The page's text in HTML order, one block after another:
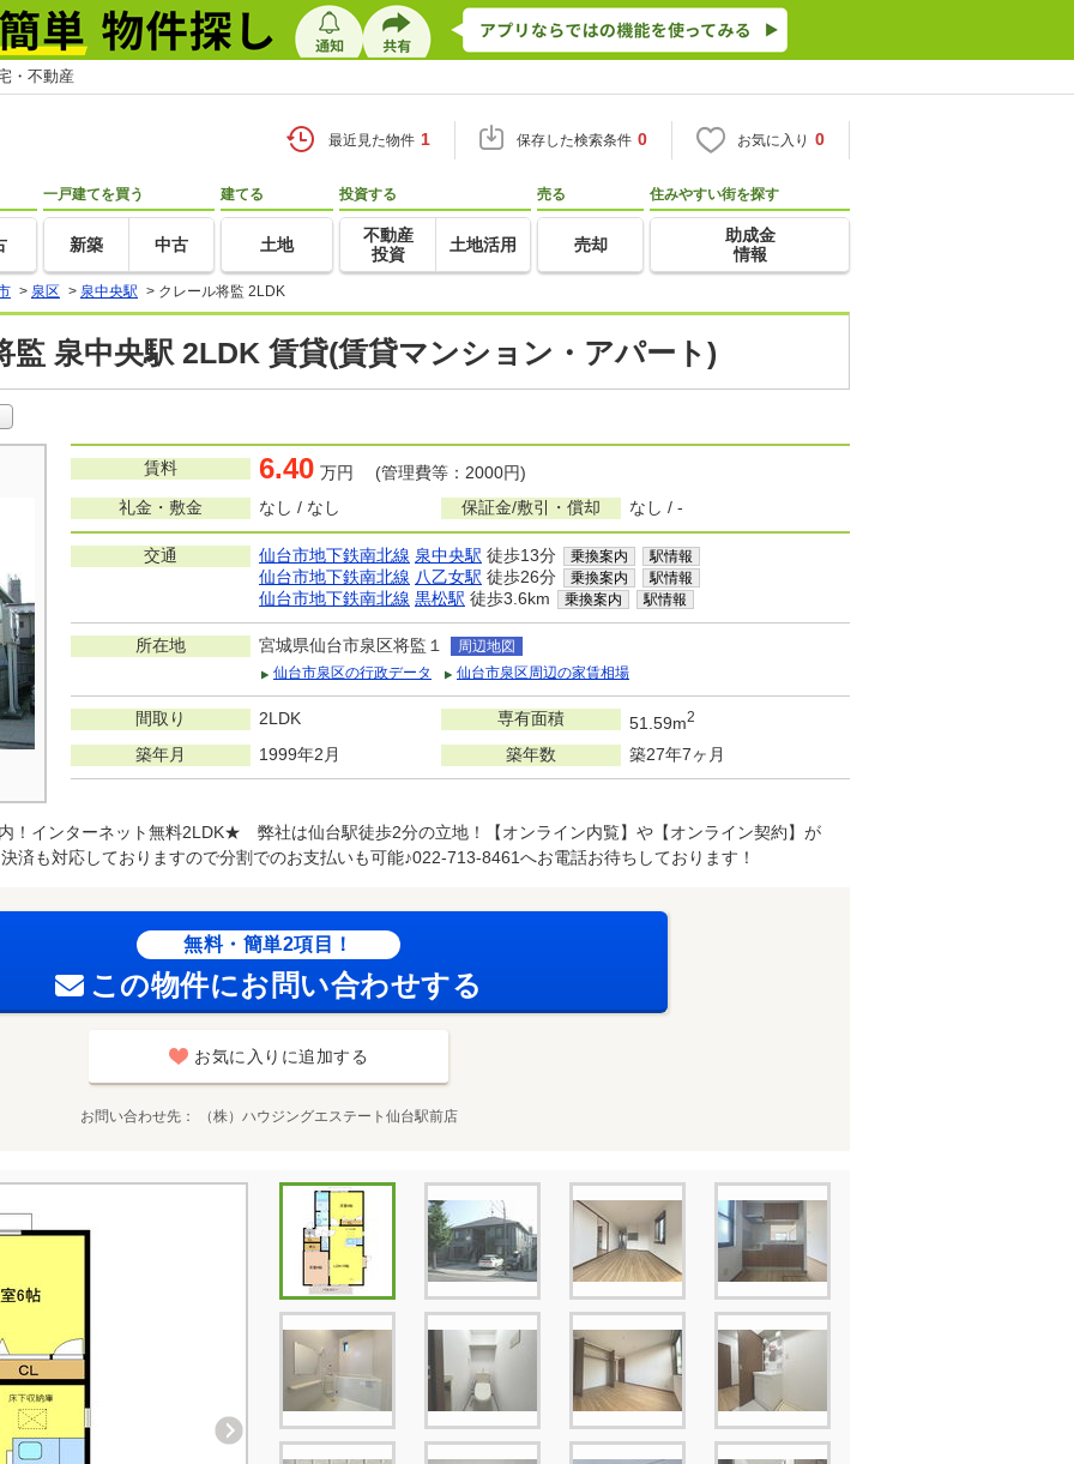
・不動産
最近見た物件 1 保存した検索条件 0 お気に入り 0
一戸建てを買う
新築 中古
建てる
土地
投資する
不動産
投資
土地活用
売る
売却
住みやすい街を探す
助成金
情報
> 泉区 > 泉中央駅 > クレール将監 2LDK
監 泉中央駅 2LDK 賃貸(賃貸マンション・アパート)
賃料 6.40 万円 (管理費等：2000円)
礼金・敷金
なし / なし 保証金/敷引・償却 なし / -
交通 仙台市地下鉄南北線 泉中央駅 徒歩13分 乗換案内 駅情報
仙台市地下鉄南北線 八乙女駅 徒歩26分 乗換案内 駅情報
仙台市地下鉄南北線 黒松駅 徒歩3.6km 乗換案内 駅情報
所在地 宮城県仙台市泉区将監１
周辺地図
仙台市泉区の行政データ
仙台市泉区周辺の家賃相場
間取り 2LDK 専有面積 51.59m2
築年月 1999年2月 築年数 築27年7ヶ月
！インターネット無料2LDK★ 弊社は仙台駅徒歩2分の立地！【オンライン内覧】や【オンライン契約】が
済も対応しておりますので分割でのお支払いも可能♪022-713-8461へお電話お待ちしております！
無料・簡単2項目！
この物件にお問い合わせする
お気に入りに追加する
お問い合わせ先 （株）ハウジングエステート仙台駅前店